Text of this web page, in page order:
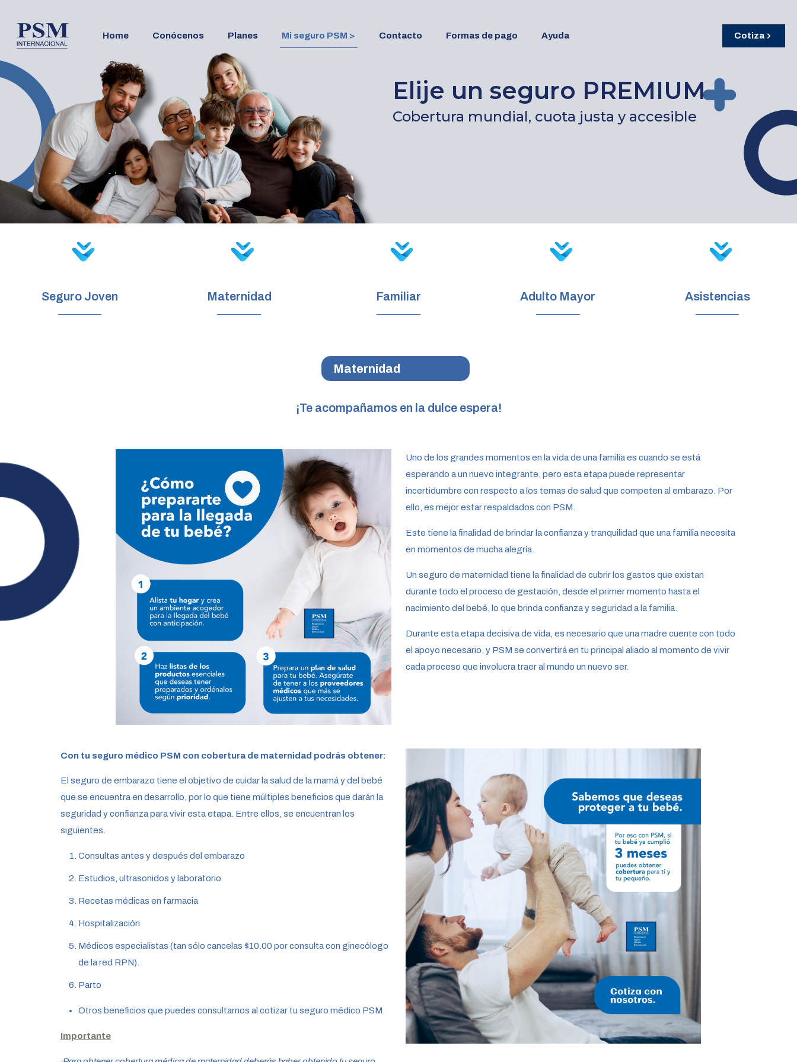
Home Conócenos Planes Mi seguro PSM > Contacto Formas de pago Ayuda Cotiza
Elije un seguro PREMIUM
Cobertura mundial, cuota justa y accesible
Seguro Joven Maternidad Familiar Adulto Mayor Asistencias
Maternidad
¡Te acompañamos en la dulce espera!
Uno de los grandes momentos en la vida de una familia es cuando se está
esperando a un nuevo integrante, pero esta etapa puede representar
incertidumbre con respecto a los temas de salud que competen al embarazo. Por
ello, es mejor estar respaldados con PSM.
Este tiene la finalidad de brindar la confianza y tranquilidad que una familia necesita
en momentos de mucha alegría.
Un seguro de maternidad tiene la finalidad de cubrir los gastos que existan
durante todo el proceso de gestación, desde el primer momento hasta el
nacimiento del bebé, lo que brinda confianza y seguridad a la familia.
Durante esta etapa decisiva de vida, es necesario que una madre cuente con todo
el apoyo necesario, y PSM se convertirá en tu principal aliado al momento de vivir
cada proceso que involucra traer al mundo un nuevo ser.
Con tu seguro médico PSM con cobertura de maternidad podrás obtener:
El seguro de embarazo tiene el objetivo de cuidar la salud de la mamá y del bebé
que se encuentra en desarrollo, por lo que tiene múltiples beneficios que darán la
seguridad y confianza para vivir esta etapa. Entre ellos, se encuentran los
siguientes.
Consultas antes y después del embarazo
Estudios, ultrasonidos y laboratorio
Recetas médicas en farmacia
Hospitalización
Médicos especialistas (tan sólo cancelas $10.00 por consulta con ginecólogo
de la red RPN).
Parto
Otros beneficios que puedes consultarnos al cotizar tu seguro médico PSM.
Importante